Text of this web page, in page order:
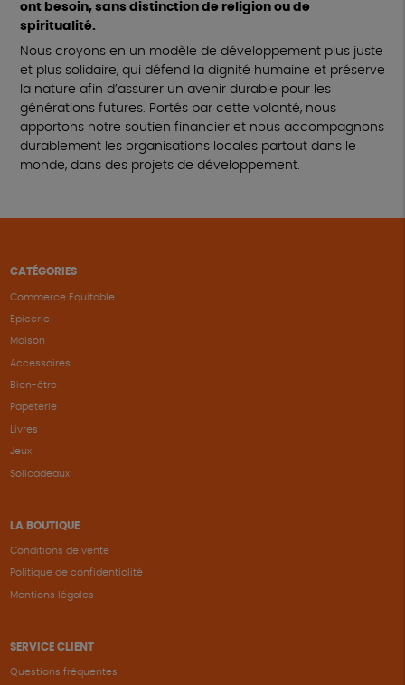
ont besoin, sans distinction de religion ou de
spiritualité.
Nous croyons en un modèle de développement plus juste
et plus solidaire, qui défend la dignité humaine et préserve
la nature afin d’assurer un avenir durable pour les
générations futures. Portés par cette volonté, nous
apportons notre soutien financier et nous accompagnons
durablement les organisations locales partout dans le
monde, dans des projets de développement.
CATÉGORIES
Commerce Equitable
Epicerie
Maison
Accessoires
Bien-être
Papeterie
Livres
Jeux
Solicadeaux
LA BOUTIQUE
Conditions de vente
Politique de confidentialité
Mentions légales
SERVICE CLIENT
Questions fréquentes